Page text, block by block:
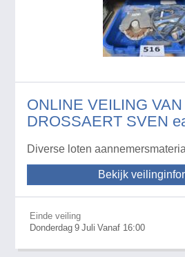
ONLINE VEILING
DROSSAERT SVEN
Diverse loten
Bekijk
Einde veiling
Donderdag 9 Juli Vanaf 16:00